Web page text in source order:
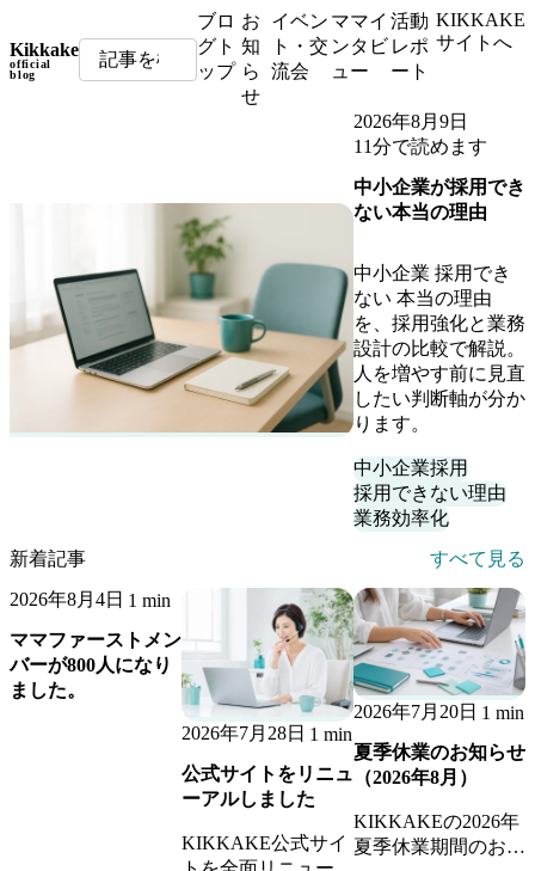
Kikkake
official
blog
ブロ
グト
ップ
お
知
ら
せ
イベン
ト・交
流会
ママイ
ンタビ
ュー
活動
レポ
ート
KIKKAKE
サイトへ
2026年8月9日
11分で読めます
中小企業が採用でき
ない本当の理由
中小企業 採用でき
ない 本当の理由
を、採用強化と業務
設計の比較で解説。
人を増やす前に見直
したい判断軸が分か
ります。
中小企業採用
採用できない理由
業務効率化
新着記事 すべて見る
2026年8月4日 1 min
ママファーストメン
バーが800人になり
ました。
2026年7月28日 1 min
公式サイトをリニュ
ーアルしました
KIKKAKE公式サイ
2026年7月20日 1 min
夏季休業のお知らせ
（2026年8月）
KIKKAKEの2026年
夏季休業期間のお知